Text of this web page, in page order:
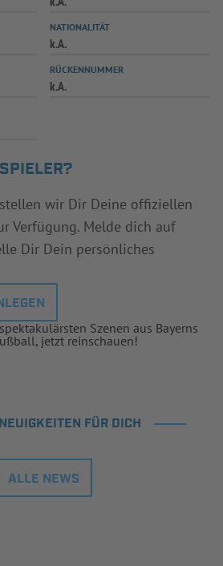
SPIELPLUS
NATIONALITÄT
k.A.
RÜCKENNUMMER
k.A.
wir Dir Deine offiziellen
Verfügung. Melde dich auf
Dir Dein persönliches
Szenen aus Bayerns
jetzt reinschauen!
FÜR DICH
ALLE NEWS